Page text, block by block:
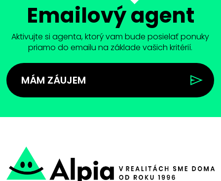
Emailový agent
Aktivujte si agenta, ktorý vam bude posielať ponuky
priamo do emailu na základe vašich kritérií.
MÁM ZÁUJEM